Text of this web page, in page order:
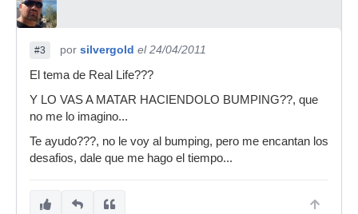
#3 por silvergold el 24/04/2011
El tema de Real Life???
Y LO VAS A MATAR HACIENDOLO BUMPING??, que
no me lo imagino...
Te ayudo???, no le voy al bumping, pero me encantan los
desafios, dale que me hago el tiempo...